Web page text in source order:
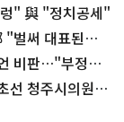
" 與 "정치공세"
벌써 대표된양
비판…"부정선
선 청주시의원